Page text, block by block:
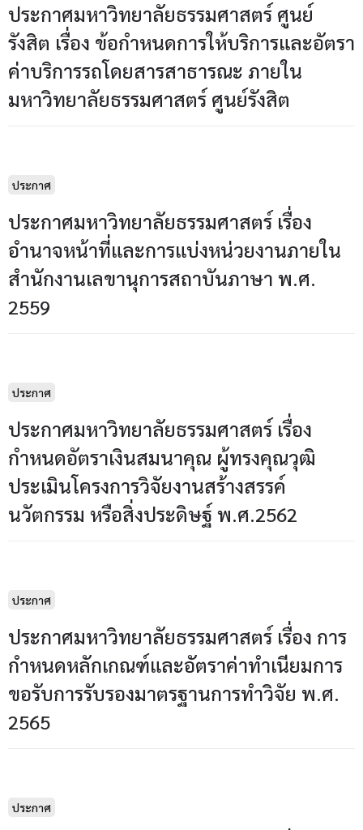
ประกาศมหาวิทยาลัยธรรมศาสตร์ ศูนย์
รังสิต เรื่อง ข้อกำหนดการให้บริการและอัตรา
ค่าบริการรถโดยสารสาธารณะ ภายใน
มหาวิทยาลัยธรรมศาสตร์ ศูนย์รังสิต
ประกาศ
ประกาศมหาวิทยาลัยธรรมศาสตร์ เรื่อง
อำนาจหน้าที่และการแบ่งหน่วยงานภายใน
สำนักงานเลขานุการสถาบันภาษา พ.ศ.
2559
ประกาศ
ประกาศมหาวิทยาลัยธรรมศาสตร์ เรื่อง
กำหนดอัตราเงินสมนาคุณ ผู้ทรงคุณวุฒิ
ประเมินโครงการวิจัยงานสร้างสรรค์
นวัตกรรม หรือสิ่งประดิษฐ์ พ.ศ.2562
ประกาศ
ประกาศมหาวิทยาลัยธรรมศาสตร์ เรื่อง การ
กำหนดหลักเกณฑ์และอัตราค่าทำเนียมการ
ขอรับการรับรองมาตรฐานการทำวิจัย พ.ศ.
2565
ประกาศ